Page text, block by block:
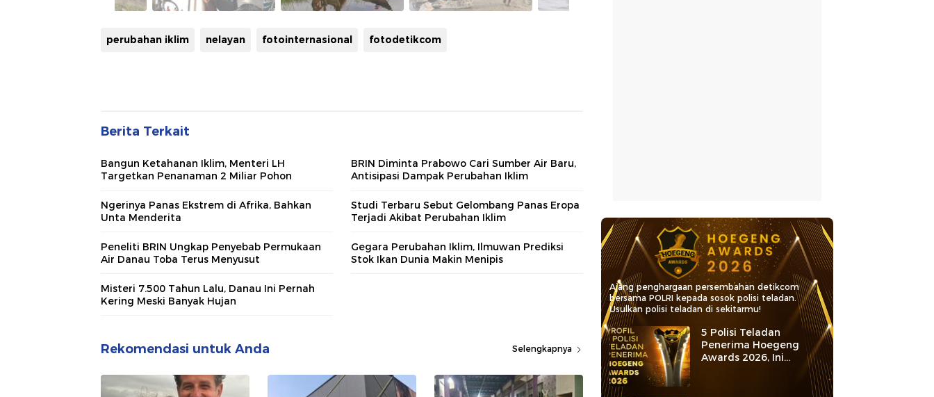
perubahan iklim nelayan fotointernasional fotodetikcom
Berita Terkait
Bangun Ketahanan Iklim, Menteri LH
Targetkan Penanaman 2 Miliar Pohon
BRIN Diminta Prabowo Cari Sumber Air Baru,
Antisipasi Dampak Perubahan Iklim
Ngerinya Panas Ekstrem di Afrika, Bahkan
Unta Menderita
Studi Terbaru Sebut Gelombang Panas Eropa
Terjadi Akibat Perubahan Iklim
Peneliti BRIN Ungkap Penyebab Permukaan
Air Danau Toba Terus Menyusut
Gegara Perubahan Iklim, Ilmuwan Prediksi
Stok Ikan Dunia Makin Menipis
Misteri 7.500 Tahun Lalu, Danau Ini Pernah
Kering Meski Banyak Hujan
Rekomendasi untuk Anda Selengkapnya
Ajang penghargaan persembahan detikcom
bersama POLRI kepada sosok polisi teladan.
Usulkan polisi teladan di sekitarmu!
5 Polisi Teladan
Penerima Hoegeng
Awards 2026, Ini
Kategori dan Kiprahnya